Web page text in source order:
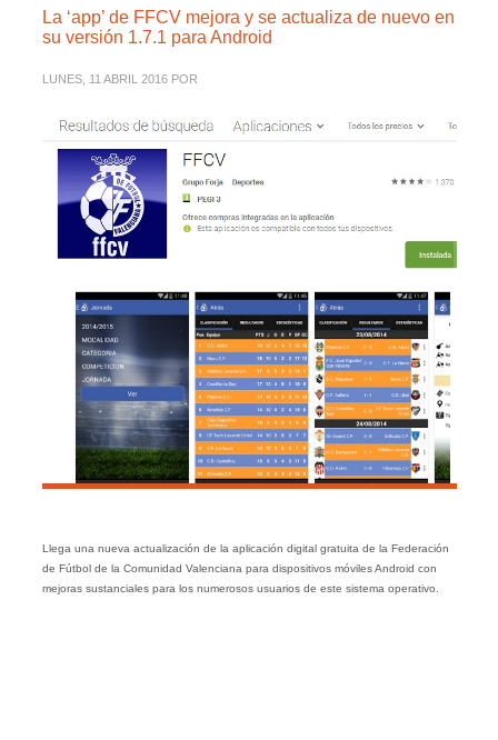
La ‘app’ de FFCV mejora y se actualiza de nuevo en
su versión 1.7.1 para Android
LUNES, 11 ABRIL 2016 POR
Llega una nueva actualización de la aplicación digital gratuita de la Federación
de Fútbol de la Comunidad Valenciana para dispositivos móviles Android con
mejoras sustanciales para los numerosos usuarios de este sistema operativo.